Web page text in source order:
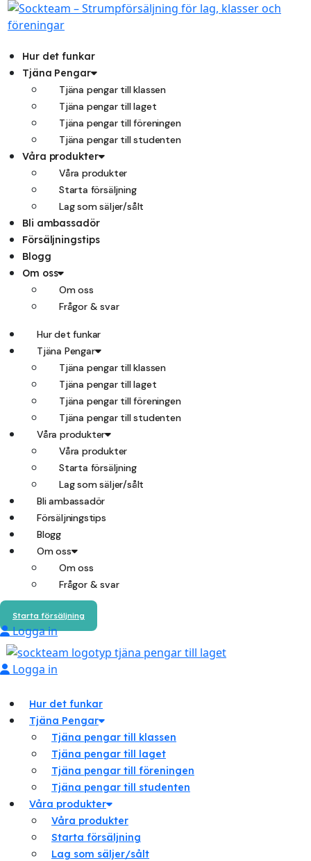
Hoppa
till
Hur det funkar
Tjäna Pengar
Tjäna pengar till klassen
Tjäna pengar till laget
Tjäna pengar till föreningen
Tjäna pengar till studenten
Våra produkter
Våra produkter
Starta försäljning
Lag som säljer/sålt
Bli ambassadör
Försäljningstips
Blogg
Om oss
Om oss
Frågor & svar
Hur det funkar
Tjäna Pengar
Tjäna pengar till klassen
Tjäna pengar till laget
Tjäna pengar till föreningen
Tjäna pengar till studenten
Våra produkter
Våra produkter
Starta försäljning
Lag som säljer/sålt
Bli ambassadör
Försäljningstips
Blogg
Om oss
Om oss
Frågor & svar
Starta försäljning
Logga in
Logga in
Hur det funkar
Tjäna Pengar
Tjäna pengar till klassen
Tjäna pengar till laget
Tjäna pengar till föreningen
Tjäna pengar till studenten
Våra produkter
Våra produkter
Starta försäljning
Lag som säljer/sålt